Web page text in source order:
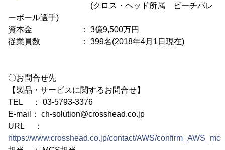
(クロス・ヘッド所属 ビーチバレ
ーボール選手)
資本金 ： 3億9,500万円
従業員数 ： 399名(2018年4月1日現在)
〇お問合せ先
【製品・サービスに関するお問合せ】
TEL ： 03-5793-3376
E-mail： ch-solution@crosshead.co.jp
URL ：
https://www.crosshead.co.jp/contact/AWS/